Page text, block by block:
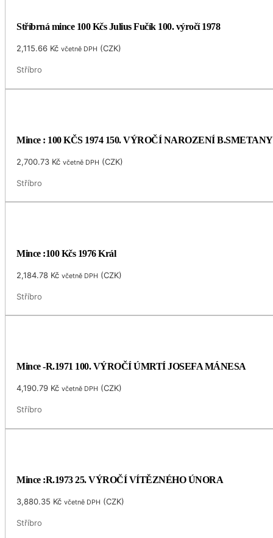
Stříbrná mince 100 Kčs Julius Fučík 100. výročí 1978
2,115.66 Kč včetně DPH (CZK)
Stříbro
Mince : 100 KČS 1974 150. VÝROČÍ NAROZENÍ B.SMETANY
2,700.73 Kč včetně DPH (CZK)
Stříbro
Mince :100 Kčs 1976 Král
2,184.78 Kč včetně DPH (CZK)
Stříbro
Mince -R.1971 100. VÝROČÍ ÚMRTÍ JOSEFA MÁNESA
4,190.79 Kč včetně DPH (CZK)
Stříbro
Mince :R.1973 25. VÝROČÍ VÍTĚZNÉHO ÚNORA
3,880.35 Kč včetně DPH (CZK)
Stříbro